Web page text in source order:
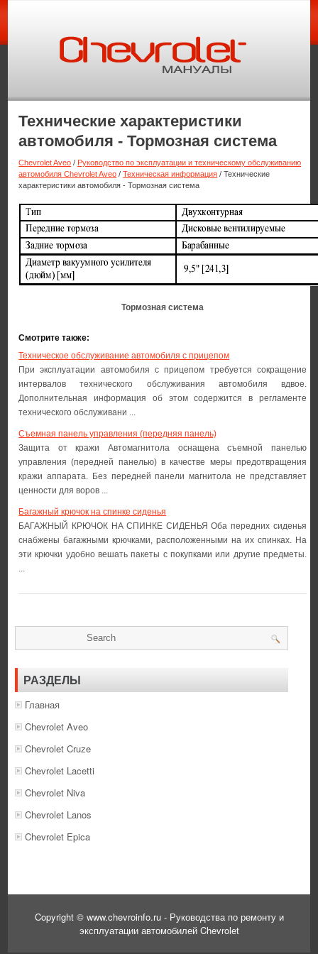
Технические характеристики
автомобиля - Тормозная система
Chevrolet Aveo / Руководство по эксплуатации и техническому обслуживанию
автомобиля Chevrolet Aveo /Техническая информация / Технические
характеристики автомобиля - Тормозная система
Тормозная система
Смотрите также:
Техническое обслуживание автомобиля с прицепом
При эксплуатации автомобиля с прицепом требуется сокращение
интервалов технического обслуживания автомобиля вдвое.
Дополнительная информация об этом содержится в регламенте
технического обслуживани ...
Съемная панель управления (передняя панель)
Защита от кражи Автомагнитола оснащена съемной панелью
управления (передней панелью) в качестве меры предотвращения
кражи аппарата. Без передней панели магнитола не представляет
ценности для воров ...
Багажный крючок на спинке сиденья
БАГАЖНЫЙ КРЮЧОК НА СПИНКЕ СИДЕНЬЯ Оба передних сиденья
снабжены багажными крючками, расположенными на их спинках. На
эти крючки удобно вешать пакеты с покупками или другие предметы.
...
РАЗДЕЛЫ
Главная
Chevrolet Aveo
Chevrolet Cruze
Chevrolet Lacetti
Chevrolet Niva
Chevrolet Lanos
Chevrolet Epica
Copyright © www.chevroinfo.ru - Руководства по ремонту и
эксплуатации автомобилей Chevrolet